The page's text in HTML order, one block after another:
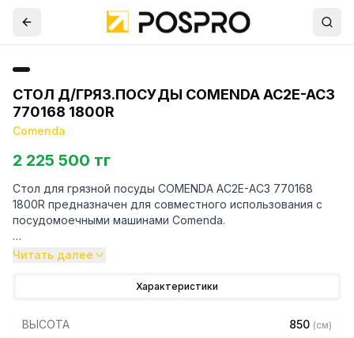
СТОЛ Д/ГРЯЗ.ПОСУДЫ COMENDA AC2E-AC3
770168 1800R
Comenda
2 225 500 тг
Стол для грязной посуды COMENDA AC2E-AC3 770168
1800R предназначен для совместного использования с
посудомоечными машинами Comenda.
Особенности:
— Боковой стол для загрузки грязной посуды с правой
— Для туннельных машин моделей AC2E - AC3 с
Читать далее
Характеристики
ВЫСОТА 850 (см)